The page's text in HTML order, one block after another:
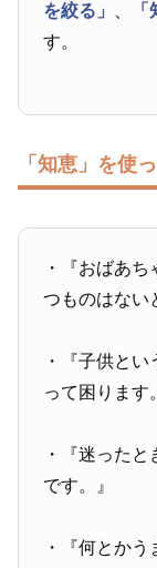
を絞る」
す。
「知恵」を使
・『おばあ
つものはない
・『子供と
って困ります
・『迷った
です。』
・『何とか